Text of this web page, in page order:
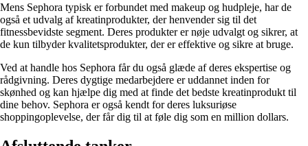
Mens Sephora typisk er forbundet med makeup og hudpleje, har de
også et udvalg af kreatinprodukter, der henvender sig til det
fitnessbevidste segment. Deres produkter er nøje udvalgt og sikrer, at
de kun tilbyder kvalitetsprodukter, der er effektive og sikre at bruge.
Ved at handle hos Sephora får du også glæde af deres ekspertise og
rådgivning. Deres dygtige medarbejdere er uddannet inden for
skønhed og kan hjælpe dig med at finde det bedste kreatinprodukt til
dine behov. Sephora er også kendt for deres luksuriøse
shoppingoplevelse, der får dig til at føle dig som en million dollars.